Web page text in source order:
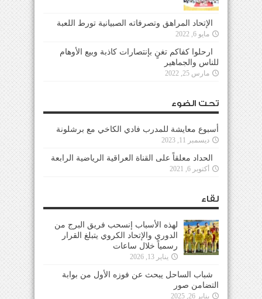
الإتحاد المراهق وتصرفاته الصبيانية تورط اللعبة
مايو 6, 2022
ارحلوا كفاكم تغنٍ بإنتصارات كاذبة وبيع الأوهام
للناس والجماهير
مارس 25, 2022
تحت الضوء
أسبوع معايشة للمدرب فادي الكاخي مع برشلونة
ديسمبر 11, 2023
الحداد معلقاً على القناة العراقية الرياضية الرابعة
أكتوبر 6, 2021
لقاء
لهذه الأسباب إنسحب فريق البرج من
الدوري والإتحاد الكروي يتبلغ القرار
رسمياً خلال ساعات
يناير 13, 2026
شباب الساحل يبحث عن فوزه الأول من بوابة
التضامن صور
يناير 26, 2025